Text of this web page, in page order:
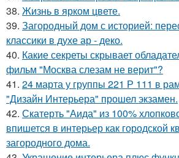
38. Жизнь в ярком цвете.
39. Загородный дом с историей:
классики в духе ар - деко.
40. Какие секреты скрывает
фильм "Москва слезам не верит"?
41. 24 марта у группы 221 Р 111 в
"Дизайн Интерьера" прошел экзамен.
42. Скатерть "Аида" из 100%
впишется в интерьер как городской
загородного дома.